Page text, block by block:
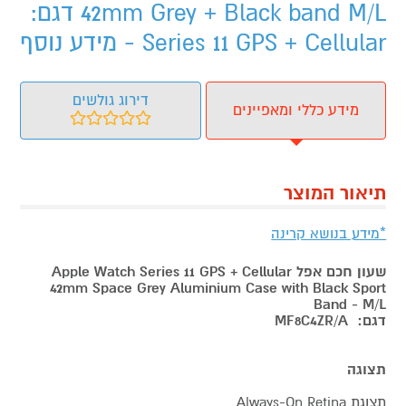
42mm Grey + Black band M/L דגם:
Series 11 GPS + Cellular - מידע נוסף
מידע כללי ומאפיינים
דירוג גולשים
תיאור המוצר
*מידע בנושא קרינה
שעון חכם אפל Apple Watch Series 11 GPS + Cellular
42mm Space Grey Aluminium Case with Black Sport
Band - M/L
דגם: MF8C4ZR/A
תצוגה
תצוגת Always-On Retina